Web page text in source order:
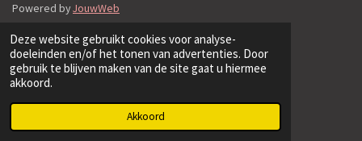
Deze website gebruikt cookies voor analyse-
doeleinden en/of het tonen van advertenties. Door
gebruik te blijven maken van de site gaat u hiermee
akkoord.
Akkoord
Powered byJouwWeb